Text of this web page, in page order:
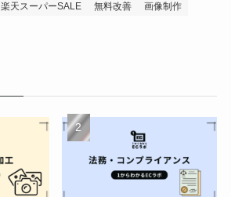
楽天スーパーSALE 無料改善
画像制作